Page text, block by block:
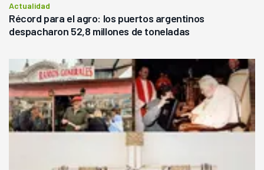
Actualidad
Récord para el agro: los puertos argentinos
despacharon 52,8 millones de toneladas